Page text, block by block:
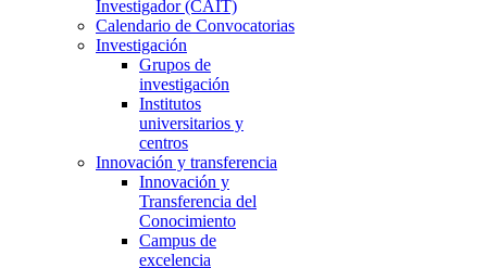
Investigador (CAIT)
Calendario de Convocatorias
Investigación
Grupos de
investigación
Institutos
universitarios y
centros
Innovación y transferencia
Innovación y
Transferencia del
Conocimiento
Campus de
excelencia